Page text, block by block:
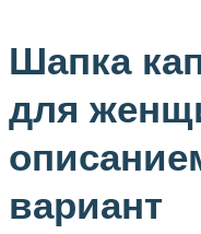
Шапка
для
вариант